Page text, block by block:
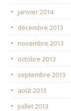
janvier 2014
décembre 2013
novembre 2013
octobre 2013
septembre 2013
août 2013
juillet 2013